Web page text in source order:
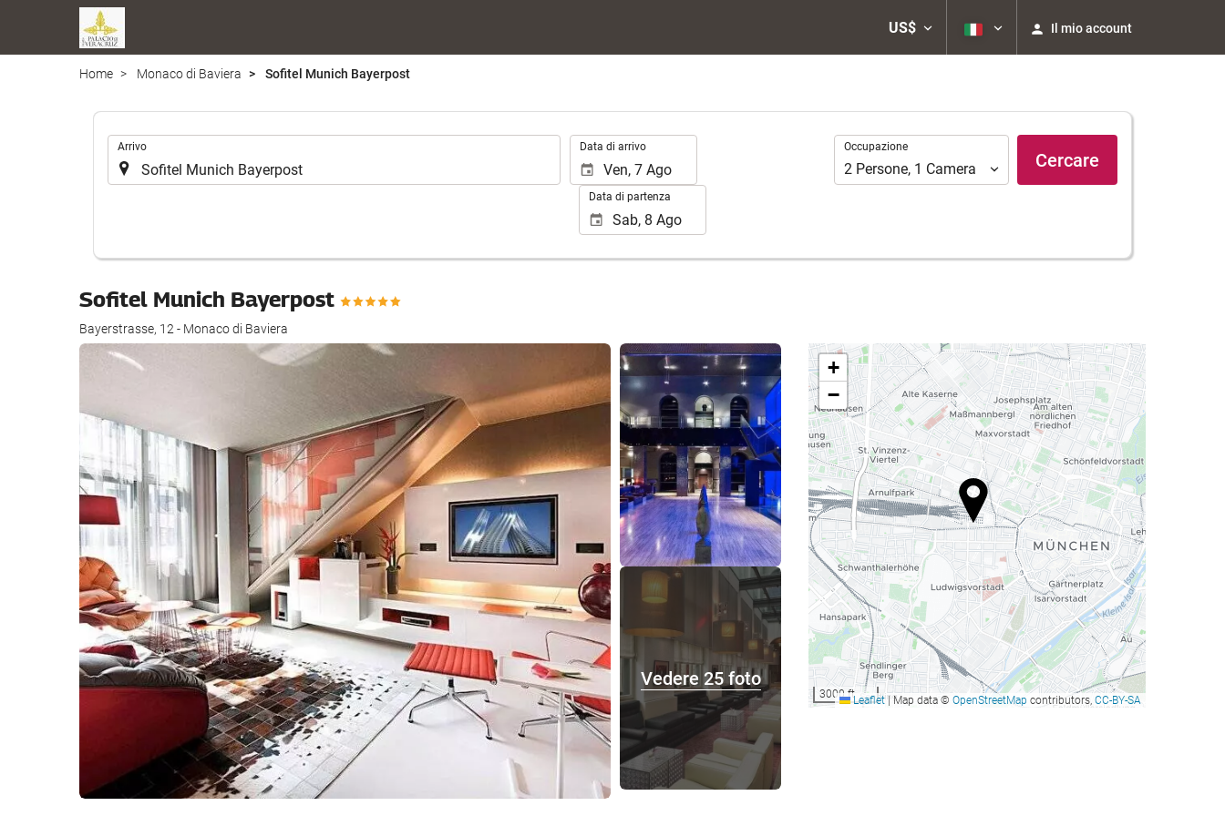
US$ Il mio account
Home Monaco di Baviera Sofitel Munich Bayerpost
Arrivo Data di arrivo
Data di partenza
Occupazione
Occupazione
2 Persone, 1 Camera Cercare
Sofitel Munich Bayerpost
Bayerstrasse, 12 - Monaco di Baviera
Vedere 25 foto
Vedere 25 foto
+
−
3000 ftLeaflet Map data © OpenStreetMap contributors, CC-BY-SA